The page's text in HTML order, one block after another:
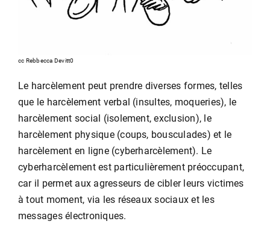
cc Rebbecca Devitt0
Le harcèlement peut prendre diverses formes, telles
que le harcèlement verbal (insultes, moqueries), le
harcèlement social (isolement, exclusion), le
harcèlement physique (coups, bousculades) et le
harcèlement en ligne (cyberharcèlement). Le
cyberharcèlement est particulièrement préoccupant,
car il permet aux agresseurs de cibler leurs victimes
à tout moment, via les réseaux sociaux et les
messages électroniques.